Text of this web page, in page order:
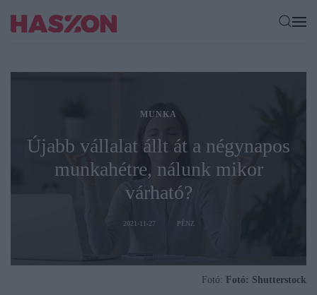
MUNKA
Újabb vállalat állt át a négynapos
munkahétre, nálunk mikor
várható?
2021-11-27 PÉNZ
Fotó: Fotó: Shutterstock